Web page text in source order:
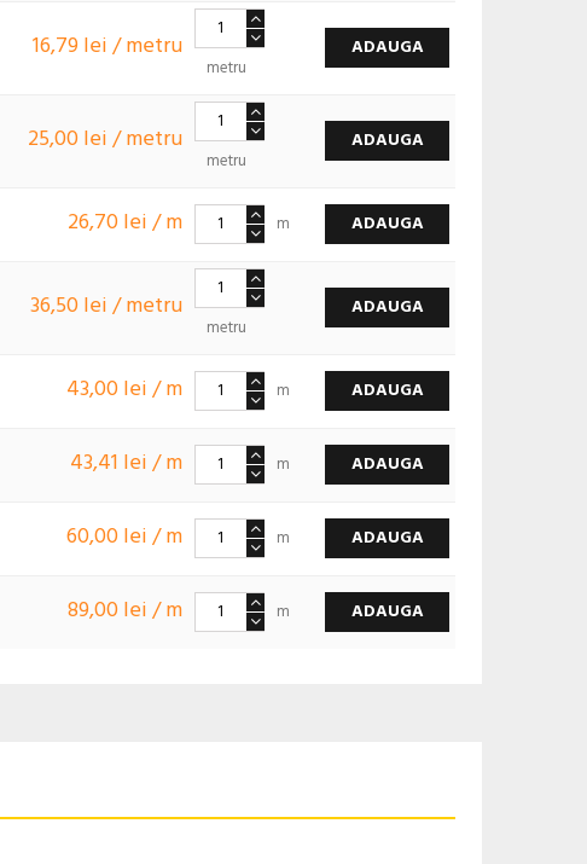
16,79 lei / metru
metru
ADAUGA
25,00 lei / metru
metru
ADAUGA
26,70 lei / m m ADAUGA
36,50 lei / metru
metru
ADAUGA
43,00 lei / m m ADAUGA
43,41 lei / m m ADAUGA
60,00 lei / m m ADAUGA
89,00 lei / m m ADAUGA